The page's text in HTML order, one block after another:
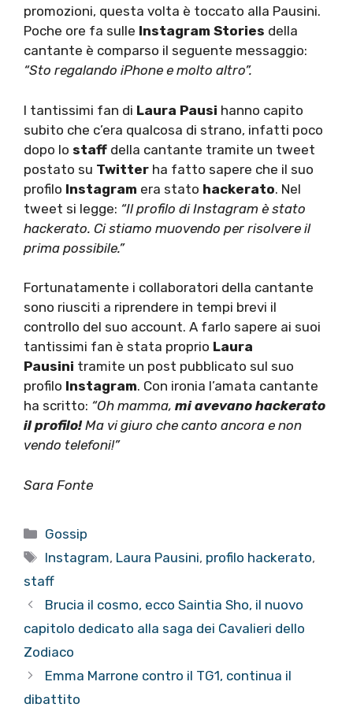
promozioni, questa volta è toccato alla Pausini.
Poche ore fa sulle Instagram Stories della
cantante è comparso il seguente messaggio:
“Sto regalando iPhone e molto altro”.
I tantissimi fan di Laura Pausi hanno capito
subito che c’era qualcosa di strano, infatti poco
dopo lo staff della cantante tramite un tweet
postato su Twitter ha fatto sapere che il suo
profilo Instagram era stato hackerato. Nel
tweet si legge: “Il profilo di Instagram è stato
hackerato. Ci stiamo muovendo per risolvere il
prima possibile.”
Fortunatamente i collaboratori della cantante
sono riusciti a riprendere in tempi brevi il
controllo del suo account. A farlo sapere ai suoi
tantissimi fan è stata proprio Laura
Pausini tramite un post pubblicato sul suo
profilo Instagram. Con ironia l’amata cantante
ha scritto: “Oh mamma, mi avevano hackerato
il profilo!Ma vi giuro che canto ancora e non
vendo telefoni!”
Sara Fonte
Categorie
Gossip
Tag
Instagram, Laura Pausini, profilo hackerato,
staff
Brucia il cosmo, ecco Saintia Sho, il nuovo
capitolo dedicato alla saga dei Cavalieri dello
Zodiaco
Emma Marrone contro il TG1, continua il
dibattito